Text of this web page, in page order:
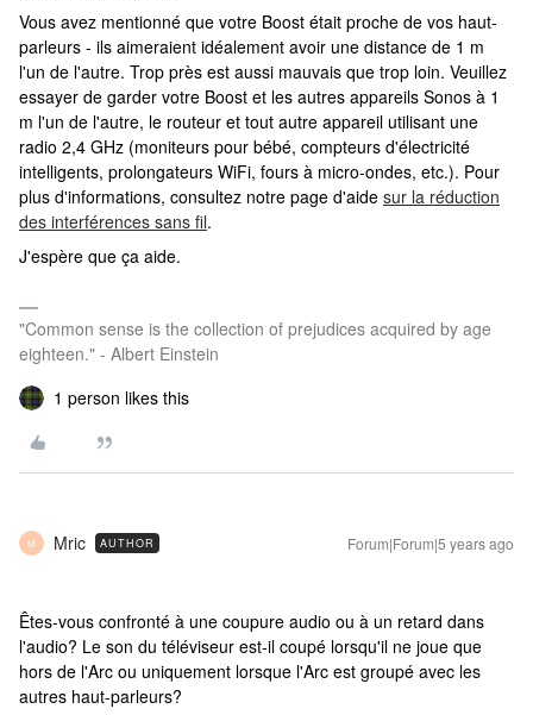
Vous avez mentionné que votre Boost était proche de vos haut-
parleurs - ils aimeraient idéalement avoir une distance de 1 m
l'un de l'autre. Trop près est aussi mauvais que trop loin. Veuillez
essayer de garder votre Boost et les autres appareils Sonos à 1
m l'un de l'autre, le routeur et tout autre appareil utilisant une
radio 2,4 GHz (moniteurs pour bébé, compteurs d'électricité
intelligents, prolongateurs WiFi, fours à micro-ondes, etc.). Pour
plus d'informations, consultez notre page d'aide sur la réduction
des interférences sans fil.
J'espère que ça aide.
"Common sense is the collection of prejudices acquired by age
eighteen." - Albert Einstein
1 person likes this
M Mric AUTHOR Forum|Forum|5 years ago
Êtes-vous confronté à une coupure audio ou à un retard dans
l'audio? Le son du téléviseur est-il coupé lorsqu'il ne joue que
hors de l'Arc ou uniquement lorsque l'Arc est groupé avec les
autres haut-parleurs?